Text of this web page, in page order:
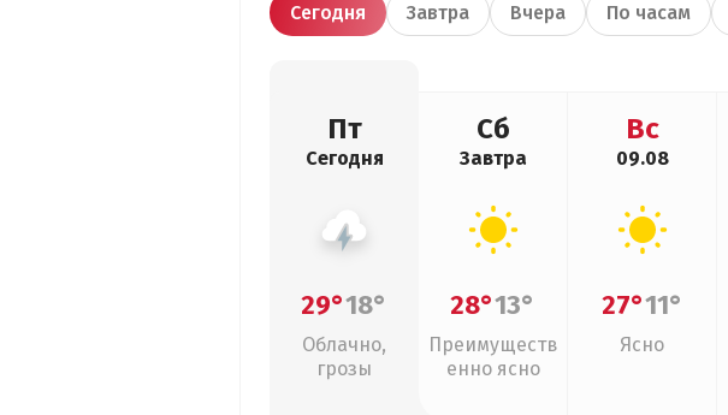
Сегодня Завтра Вчера По часам
Пт
Сегодня
29°18°
Облачно,
грозы
Сб
Завтра
28°13°
Преимуществ
енно ясно
Вс
09.08
27°11°
Ясно